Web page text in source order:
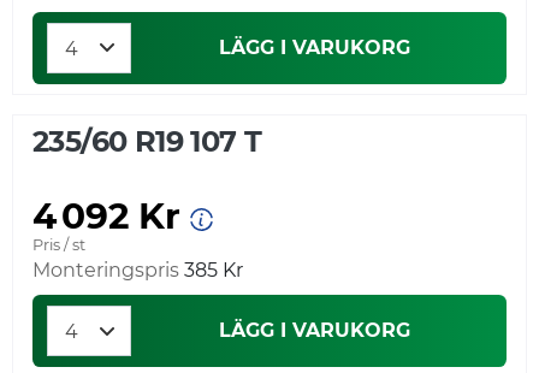
LÄGG I VARUKORG
235/60 R19 107 T
4 092 Kr
Pris / st
Monteringspris 385 Kr
LÄGG I VARUKORG